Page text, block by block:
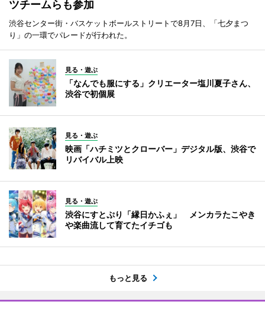
ツチームらも参加
渋谷センター街・バスケットボールストリートで8月7日、「七夕まつ
り」の一環でパレードが行われた。
見る・遊ぶ
「なんでも服にする」クリエーター塩川夏子さん、
渋谷で初個展
見る・遊ぶ
映画「ハチミツとクローバー」デジタル版、渋谷で
リバイバル上映
見る・遊ぶ
渋谷にすとぷり「縁日かふぇ」 メンカラたこやき
や楽曲流して育てたイチゴも
もっと見る